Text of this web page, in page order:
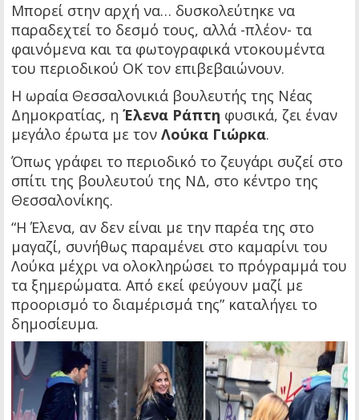
Μπορεί στην αρχή να… δυσκολεύτηκε να
παραδεχτεί το δεσμό τους, αλλά -πλέον- τα
φαινόμενα και τα φωτογραφικά ντοκουμέντα
του περιοδικού ΟΚ τον επιβεβαιώνουν.
Η ωραία Θεσσαλονικιά βουλευτής της Νέας
Δημοκρατίας, η Έλενα Ράπτη φυσικά, ζει έναν
μεγάλο έρωτα με τον Λούκα Γιώρκα.
Όπως γράφει το περιοδικό το ζευγάρι συζεί στο
σπίτι της βουλευτού της ΝΔ, στο κέντρο της
Θεσσαλονίκης.
“Η Έλενα, αν δεν είναι με την παρέα της στο
μαγαζί, συνήθως παραμένει στο καμαρίνι του
Λούκα μέχρι να ολοκληρώσει το πρόγραμμά του
τα ξημερώματα. Από εκεί φεύγουν μαζί με
προορισμό το διαμέρισμά της” καταλήγει το
δημοσίευμα.